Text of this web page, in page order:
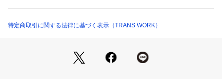
U1A08660-- （ショップ）
特定商取引に関する法律に基づく表示（TRANS WORK）